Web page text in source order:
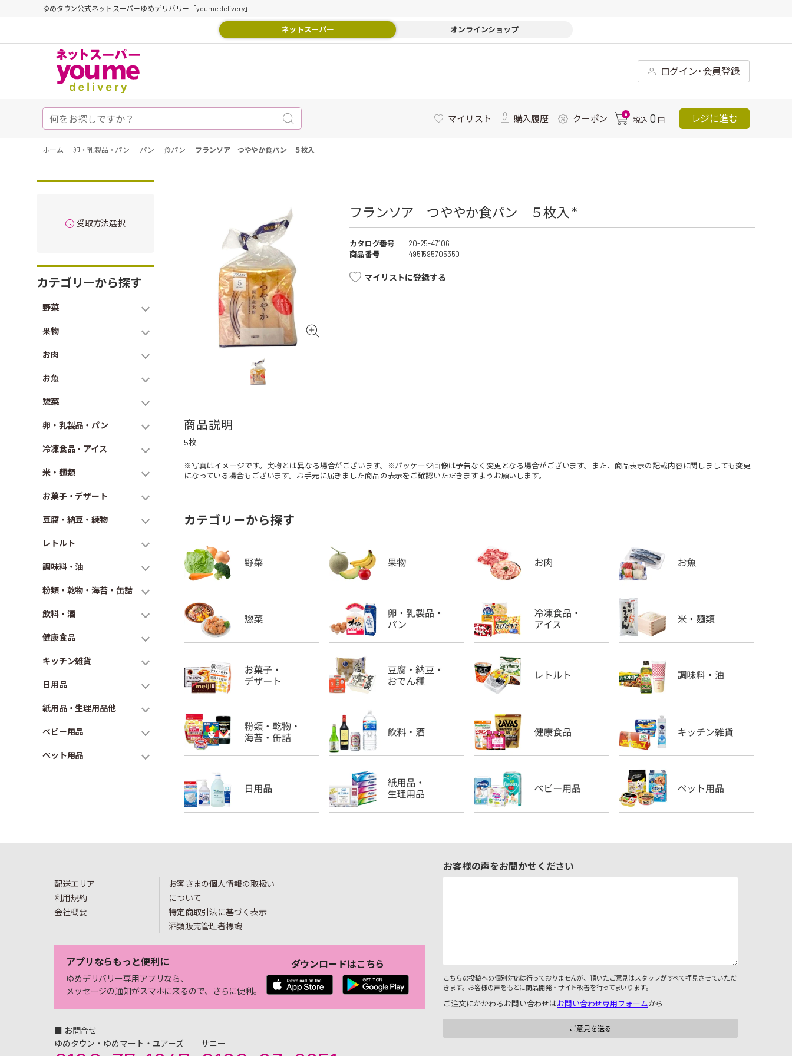
ゆめタウン公式ネットスーパーゆめデリバリー「youme delivery」
ネットスーパー オンラインショップ
ログイン･会員登録
マイリスト 購入履歴 クーポン 0
税込 0 円 レジに進む
ホーム -卵・乳製品・パン - パン -食パン - フランソア つややか食パン ５枚入
受取方法選択
カテゴリーから探す
野菜
果物
お肉
お魚
惣菜
卵・乳製品・パン
冷凍食品・アイス
米・麺類
お菓子・デザート
豆腐・納豆・練物
レトルト
調味料・油
粉類・乾物・海苔・缶詰
飲料・酒
健康食品
キッチン雑貨
日用品
紙用品・生理用品他
ベビー用品
ペット用品
フランソア つややか食パン ５枚入 *
カタログ番号
20-25-47106
商品番号
4951595705350
マイリストに登録する
商品説明
5枚
※写真はイメージです。実物とは異なる場合がございます。※パッケージ画像は予告なく変更となる場合がございます。また、商品表示の記載内容に関しましても変更
になっている場合もございます。お手元に届きました商品の表示をご確認いただきますようお願いします。
カテゴリーから探す
配送エリア
利用規約
会社概要
お客さまの個人情報の取扱い
について
特定商取引法に基づく表示
酒類販売管理者標識
アプリならもっと便利に
ゆめデリバリー専用アプリなら、
メッセージの通知がスマホに来るので、さらに便利。
ダウンロードはこちら
■ お問合せ
ゆめタウン・ゆめマート・ユアーズ
サニー
お客様の声をお聞かせください
こちらの投稿への個別対応は行っておりませんが、頂いたご意見はスタッフがすべて拝見させていただ
きます。お客様の声をもとに商品開発・サイト改善を行ってまいります。
ご注文にかかわるお問い合わせはお問い合わせ専用フォームから